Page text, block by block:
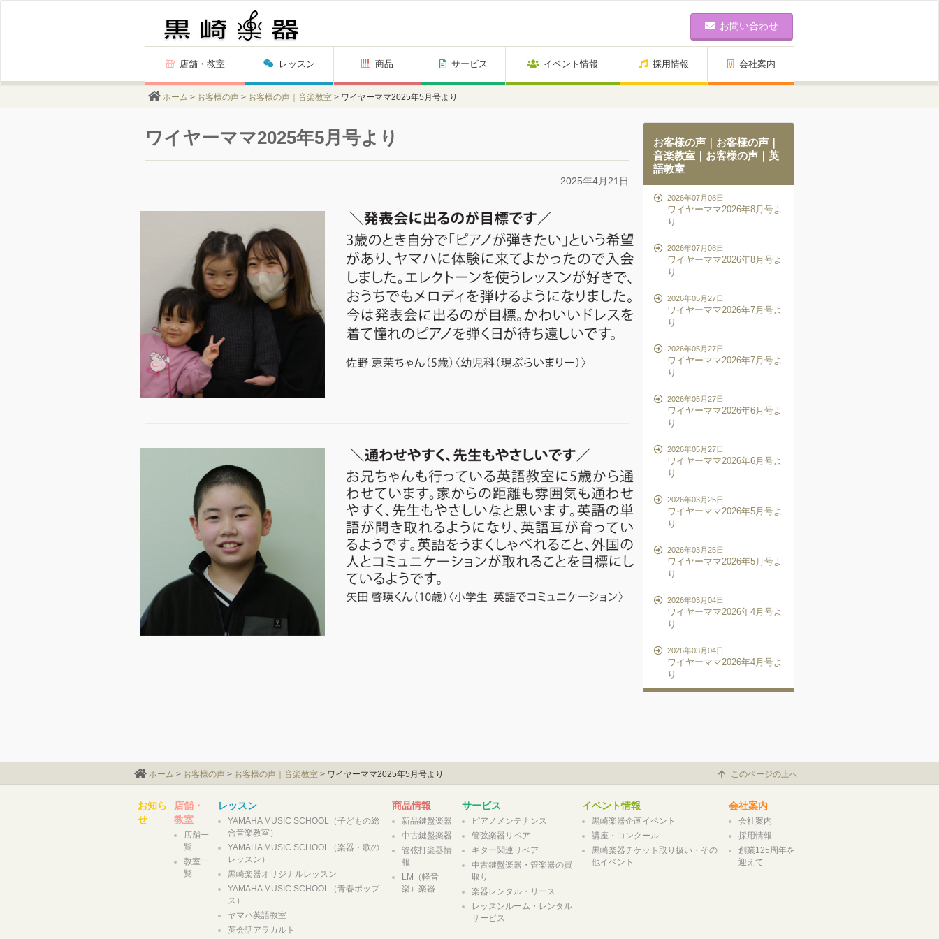
お問い合わせ
content
店舗・教室 レッスン 商品 サービス イベント情報 採用情報 会社案内
ホーム > お客様の声 > お客様の声｜音楽教室 > ワイヤーママ2025年5月号より
お客様の声｜ お客様の声｜
音楽教室｜ お客様の声｜英
語教室
2026年07月08日
ワイヤーママ2026年8月号よ
り
2026年07月08日
ワイヤーママ2026年8月号よ
り
2026年05月27日
ワイヤーママ2026年7月号よ
り
2026年05月27日
ワイヤーママ2026年7月号よ
り
2026年05月27日
ワイヤーママ2026年6月号よ
り
2026年05月27日
ワイヤーママ2026年6月号よ
り
2026年03月25日
ワイヤーママ2026年5月号よ
り
2026年03月25日
ワイヤーママ2026年5月号よ
り
2026年03月04日
ワイヤーママ2026年4月号よ
り
2026年03月04日
ワイヤーママ2026年4月号よ
り
ワイヤーママ2025年5月号より
2025年4月21日
ホーム > お客様の声 > お客様の声｜音楽教室 > ワイヤーママ2025年5月号より このページの上へ
お知ら
せ
店舗・
教室
店舗一
覧
教室一
覧
レッスン
YAMAHA MUSIC SCHOOL（子どもの総
合音楽教室）
YAMAHA MUSIC SCHOOL（楽器・歌の
レッスン）
黒崎楽器オリジナルレッスン
YAMAHA MUSIC SCHOOL（青春ポップ
ス）
ヤマハ英語教室
英会話アラカルト
商品情報
新品鍵盤楽器
中古鍵盤楽器
管弦打楽器情
報
LM（軽音
楽）楽器
サービス
ピアノメンテナンス
管弦楽器リペア
ギター関連リペア
中古鍵盤楽器・管楽器の買
取り
楽器レンタル・リース
レッスンルーム・レンタル
サービス
イベント情報
黒崎楽器企画イベント
講座・コンクール
黒崎楽器チケット取り扱い・その
他イベント
会社案内
会社案内
採用情報
創業125周年を
迎えて